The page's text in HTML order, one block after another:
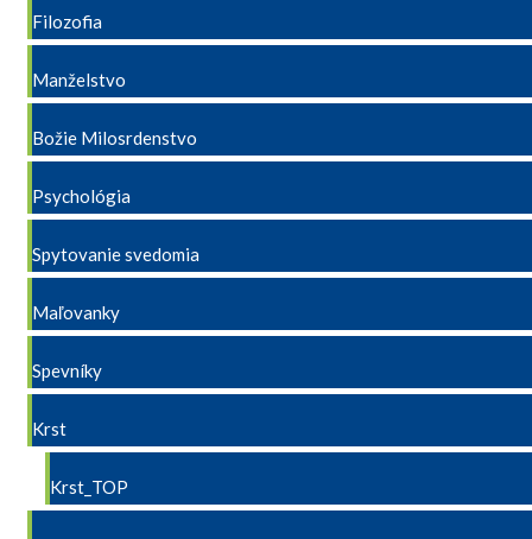
Filozofia
Manželstvo
Božie Milosrdenstvo
Psychológia
Spytovanie svedomia
Maľovanky
Spevníky
Krst
Krst_TOP